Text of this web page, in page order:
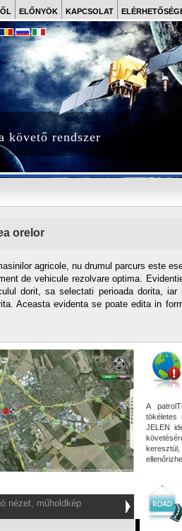
ELŐNYÖK KAPCSOLAT
követő rendszer
orelor
agricole, nu drumul parcurs este
de vehicule rezolvare optima.
dorit, sa selectati perioada dorita,
Aceasta evidenta se poate edita in
nézet, műholdkép
A
tökéletes
JELEN